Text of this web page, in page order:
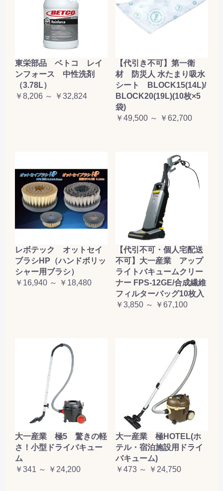
東栄部品 ベトコ レイ
ンフォース 中性洗剤
（3.78L）
￥8,206 ～ ￥32,824
【代引き不可】第一衛
材 防災人 水たまり吸水
シート BLOCK15(14L)/
BLOCK20(19L)(10枚×5
袋)
￥49,500 ～ ￥62,700
レボテック オットセイ
ブラシHP（ハンドポリッ
シャー用ブラシ）
￥16,940 ～ ￥18,480
【代引不可・個人宅配送
不可】大一産業 アップ
ライトバキュームクリー
ナー FPS-12GE/合成繊維
フィルターバッグ10枚入
￥3,850 ～ ￥67,100
大一産業 極5 驚きの軽
さ！小型ドライバキュー
ム
￥341 ～ ￥24,200
大一産業 極HOTEL(ホ
テル・宿泊施設用ドライ
バキューム)
￥473 ～ ￥24,750